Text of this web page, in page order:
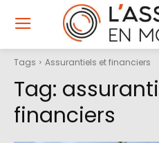
Tags Assurantiels et financiers
Tag:
financiers